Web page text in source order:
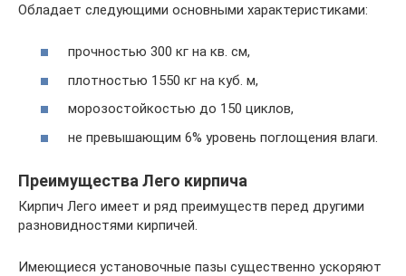
Обладает следующими основными характеристиками:
прочностью 300 кг на кв. см,
плотностью 1550 кг на куб. м,
морозостойкостью до 150 циклов,
не превышающим 6% уровень поглощения влаги.
Преимущества Лего кирпича
Кирпич Лего имеет и ряд преимуществ перед другими
разновидностями кирпичей.
Имеющиеся установочные пазы существенно ускоряют